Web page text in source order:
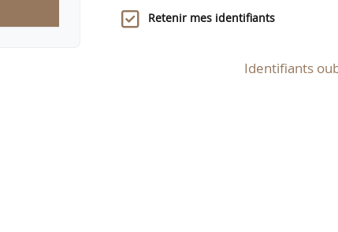
Retenir mes identifiants
Identifiants